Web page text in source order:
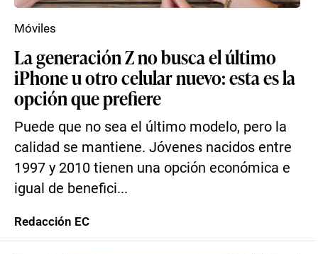
La generación Z no busca el último
iPhone u otro celular nuevo: esta es la
opción que prefiere
Puede que no sea el último modelo, pero la
calidad se mantiene. Jóvenes nacidos entre
1997 y 2010 tienen una opción económica e
igual de benefici...
Móviles
Redacción EC